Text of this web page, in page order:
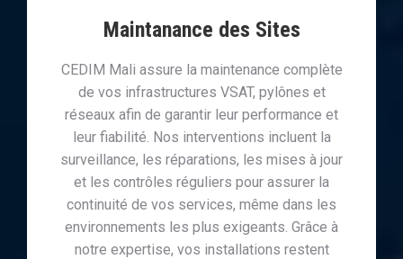
Maintanance des Sites
CEDIM Mali assure la maintenance complète
de vos infrastructures VSAT, pylônes et
réseaux afin de garantir leur performance et
leur fiabilité. Nos interventions incluent la
surveillance, les réparations, les mises à jour
et les contrôles réguliers pour assurer la
continuité de vos services, même dans les
environnements les plus exigeants. Grâce à
notre expertise, vos installations restent